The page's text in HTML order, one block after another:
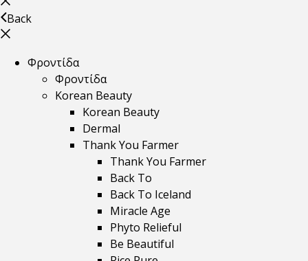
Back
Φροντίδα
Φροντίδα
Korean Beauty
Korean Beauty
Dermal
Thank You Farmer
Thank You Farmer
Back To
Back To Iceland
Miracle Age
Phyto Relieful
Be Beautiful